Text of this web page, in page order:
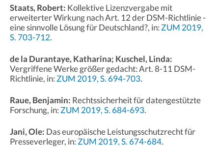
Staats, Robert: Kollektive Lizenzvergabe mit
erweiterter Wirkung nach Art. 12 der DSM-Richtlinie -
eine sinnvolle Lösung für Deutschland?, in:ZUM 2019,
S. 703-712.
de la Durantaye, Katharina; Kuschel, Linda:
Vergriffene Werke größer gedacht: Art. 8-11 DSM-
Richtlinie, in:ZUM 2019, S. 694-703.
Raue, Benjamin: Rechtssicherheit für datengestützte
Forschung, in:ZUM 2019, S. 684-693.
Jani, Ole: Das europäische Leistungsschutzrecht für
Presseverleger, in:ZUM 2019, S. 674-684.